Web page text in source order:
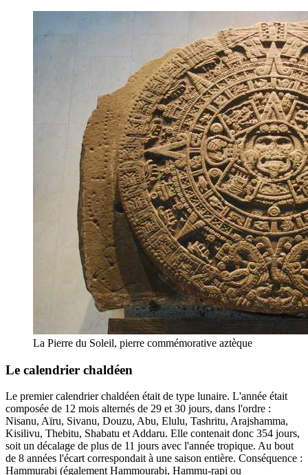
La Pierre du Soleil, pierre commémorative aztèque
Le calendrier chaldéen
Le premier calendrier chaldéen était de type lunaire. L'année était
composée de 12 mois alternés de 29 et 30 jours, dans l'ordre :
Nisanu, Aïru, Sivanu, Douzu, Abu, Elulu, Tashritu, Arajshamma,
Kisilivu, Thebitu, Shabatu et Addaru. Elle contenait donc 354 jours,
soit un décalage de plus de 11 jours avec l'année tropique. Au bout
de 8 années l'écart correspondait à une saison entière. Conséquence :
Hammurabi (également Hammourabi, Hammu-rapi ou